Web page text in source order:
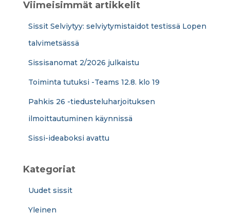
Viimeisimmät artikkelit
Sissit Selviytyy: selviytymistaidot testissä Lopen
talvimetsässä
Sissisanomat 2/2026 julkaistu
Toiminta tutuksi -Teams 12.8. klo 19
Pahkis 26 -tiedusteluharjoituksen
ilmoittautuminen käynnissä
Sissi-ideaboksi avattu
Kategoriat
Uudet sissit
Yleinen